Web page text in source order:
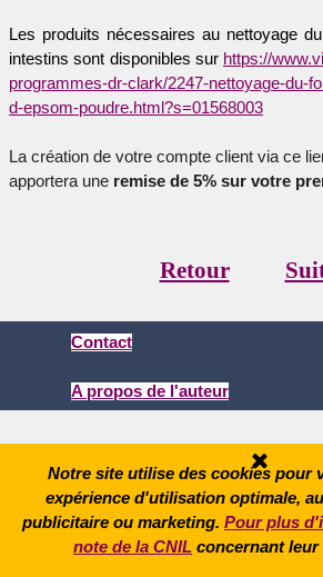
Les produits nécessaires au nettoyage
intestins sont disponibles sur https://www.
programmes-dr-clark/2247-nettoyage-du-
d-epsom-poudre.html?s=01568003
La création de votre compte client via ce
apportera une remise de 5% sur votre
Retour
A propos de l'auteur
Contact
Mentions légales
Notre site utilise des cookies pour
expérience d'utilisation optimale,
publicitaire ou marketing. Pour plus
note de la CNIL concernant